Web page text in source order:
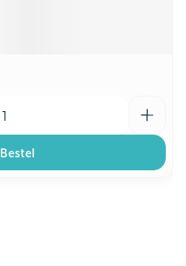
Bestel